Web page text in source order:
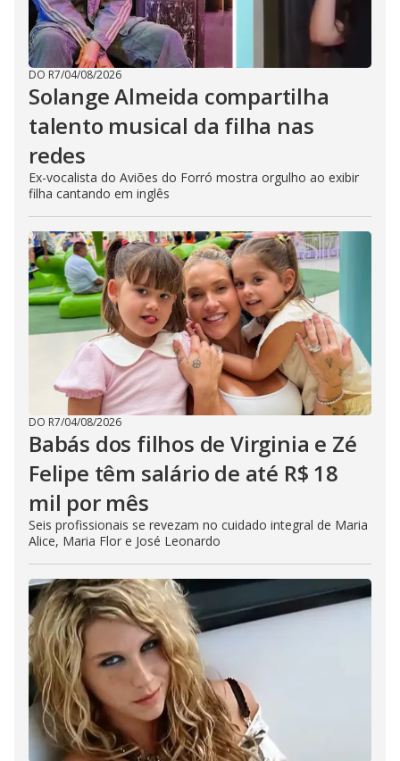
DO R7/04/08/2026
Solange Almeida compartilha
talento musical da filha nas
redes
Ex-vocalista do Aviões do Forró mostra orgulho ao exibir
filha cantando em inglês
DO R7/04/08/2026
Babás dos filhos de Virginia e Zé
Felipe têm salário de até R$ 18
mil por mês
Seis profissionais se revezam no cuidado integral de Maria
Alice, Maria Flor e José Leonardo